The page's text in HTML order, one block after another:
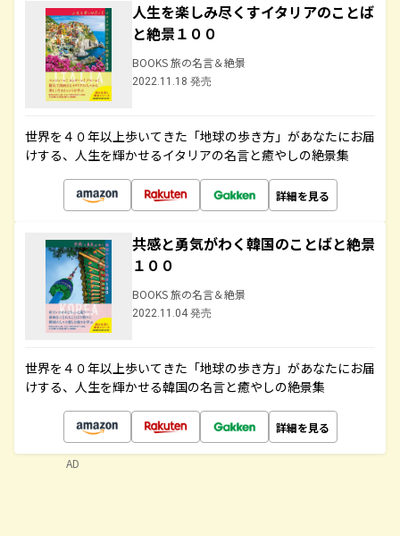
人生を楽しみ尽くすイタリアのことば
と絶景１００
BOOKS 旅の名言＆絶景
2022.11.18 発売
世界を４０年以上歩いてきた「地球の歩き方」があなたにお届
けする、人生を輝かせるイタリアの名言と癒やしの絶景集
詳細を見る
共感と勇気がわく韓国のことばと絶景
１００
BOOKS 旅の名言＆絶景
2022.11.04 発売
世界を４０年以上歩いてきた「地球の歩き方」があなたにお届
けする、人生を輝かせる韓国の名言と癒やしの絶景集
詳細を見る
AD